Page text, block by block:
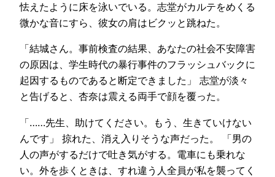
怯えたように床を泳いでいる。志堂がカルテをめくる
微かな音にすら、彼女の肩はビクッと跳ねた。
「結城さん。事前検査の結果、あなたの社会不安障害
の原因は、学生時代の暴行事件のフラッシュバックに
起因するものであると断定できました」 志堂が淡々
と告げると、杏奈は震える両手で顔を覆った。
「……先生、助けてください。もう、生きていけない
んです」 掠れた、消え入りそうな声だった。 「男の
人の声がするだけで吐き気がする。電車にも乗れな
い。外を歩くときは、すれ違う人全員が私を襲ってく